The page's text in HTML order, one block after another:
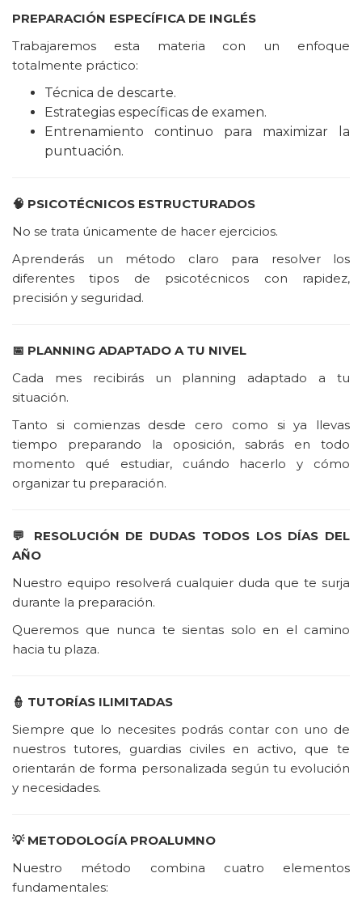
PREPARACIÓN ESPECÍFICA DE INGLÉS
Trabajaremos esta materia con un enfoque
totalmente práctico:
Técnica de descarte.
Estrategias específicas de examen.
Entrenamiento continuo para maximizar la
puntuación.
🧠 PSICOTÉCNICOS ESTRUCTURADOS
No se trata únicamente de hacer ejercicios.
Aprenderás un método claro para resolver los
diferentes tipos de psicotécnicos con rapidez,
precisión y seguridad.
📅 PLANNING ADAPTADO A TU NIVEL
Cada mes recibirás un planning adaptado a tu
situación.
Tanto si comienzas desde cero como si ya llevas
tiempo preparando la oposición, sabrás en todo
momento qué estudiar, cuándo hacerlo y cómo
organizar tu preparación.
💬
RESOLUCIÓN DE DUDAS TODOS LOS DÍAS DEL
AÑO
Nuestro equipo resolverá cualquier duda que te surja
durante la preparación.
Queremos que nunca te sientas solo en el camino
hacia tu plaza.
👮 TUTORÍAS ILIMITADAS
Siempre que lo necesites podrás contar con uno de
nuestros tutores, guardias civiles en activo, que te
orientarán de forma personalizada según tu evolución
y necesidades.
💡METODOLOGÍA PROALUMNO
Nuestro método combina cuatro elementos
fundamentales: